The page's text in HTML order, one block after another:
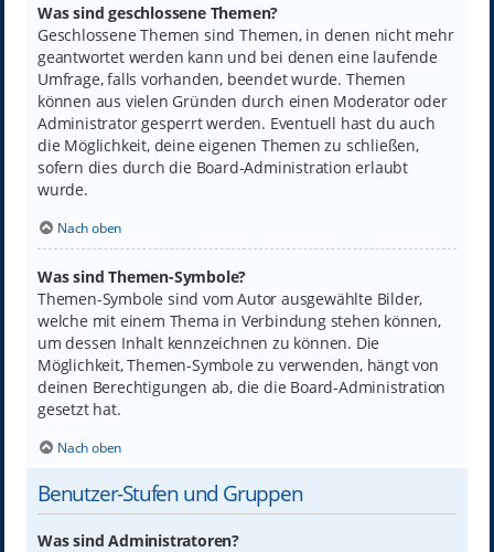
Was sind geschlossene Themen?
Geschlossene Themen sind Themen, in denen nicht mehr
geantwortet werden kann und bei denen eine laufende
Umfrage, falls vorhanden, beendet wurde. Themen
können aus vielen Gründen durch einen Moderator oder
Administrator gesperrt werden. Eventuell hast du auch
die Möglichkeit, deine eigenen Themen zu schließen,
sofern dies durch die Board-Administration erlaubt
wurde.
Nach oben
Was sind Themen-Symbole?
Themen-Symbole sind vom Autor ausgewählte Bilder,
welche mit einem Thema in Verbindung stehen können,
um dessen Inhalt kennzeichnen zu können. Die
Möglichkeit, Themen-Symbole zu verwenden, hängt von
deinen Berechtigungen ab, die die Board-Administration
gesetzt hat.
Nach oben
Benutzer-Stufen und Gruppen
Was sind Administratoren?